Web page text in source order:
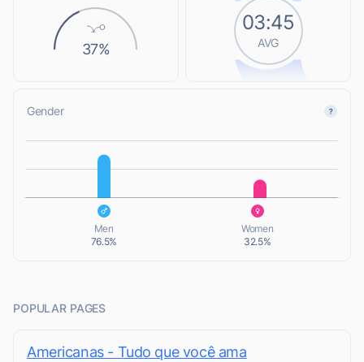
37%
03:45
AVG
Gender
L
Men
76.5%
Women
32.5%
POPULAR PAGES
Americanas - Tudo que você ama